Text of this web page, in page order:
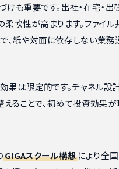
けも重要です。出社・在宅・
柔軟性が高まります。ファイ
、紙や対面に依存しない業
果は限定的です。チャネル設
ることで、初めて投資効果が
GIGAスクール構想により全